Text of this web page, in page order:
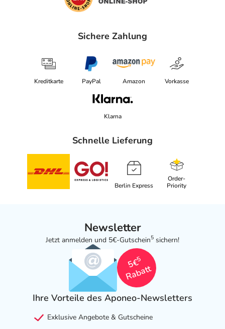
Sichere Zahlung
Kreditkarte PayPal Amazon Vorkasse
Klarna
Schnelle Lieferung
Berlin Express
Order-
Priority
Newsletter
Jetzt anmelden und 5€-Gutschein5 sichern!
5€
5
Rabatt
Ihre Vorteile des Aponeo-Newsletters
Exklusive Angebote & Gutscheine